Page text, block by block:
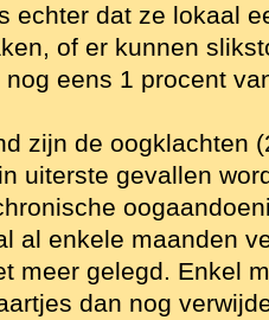
echter dat ze lokaal
of er kunnen
eens 1 procent
zijn de oogklachten
uiterste gevallen
al enkele maanden
meer gelegd. Enkel
dan nog